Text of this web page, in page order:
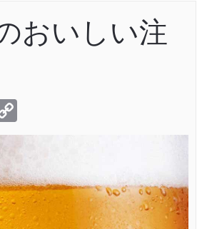
おいしい注
Link